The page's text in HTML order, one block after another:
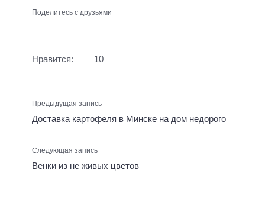
Поделитесь с друзьями
Нравится: 10
Предыдущая запись
Доставка картофеля в Минске на дом недорого
Следующая запись
Венки из не живых цветов